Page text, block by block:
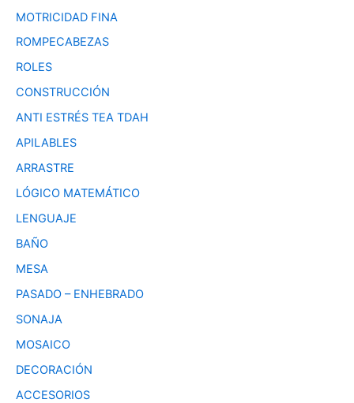
MOTRICIDAD FINA
ROMPECABEZAS
ROLES
CONSTRUCCIÓN
ANTI ESTRÉS TEA TDAH
APILABLES
ARRASTRE
LÓGICO MATEMÁTICO
LENGUAJE
BAÑO
MESA
PASADO – ENHEBRADO
SONAJA
MOSAICO
DECORACIÓN
ACCESORIOS